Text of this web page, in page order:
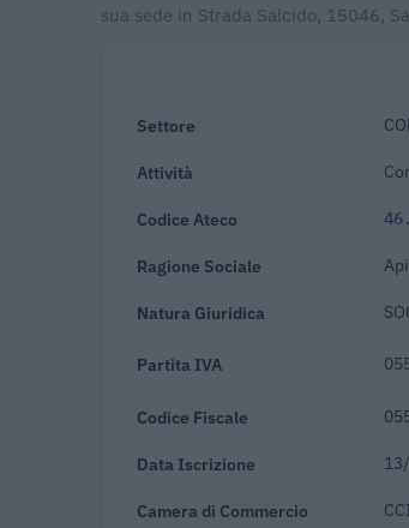
sua sede in Strada Salcido, 15046,
Settore
Attività
Codice Ateco
Ragione Sociale
Natura Giuridica
Partita IVA
Codice Fiscale
Data Iscrizione
Camera di Commercio